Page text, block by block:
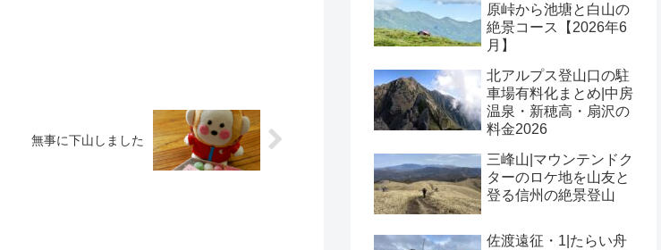
無事に下山しました
原峠から池塘と白山の
絶景コース【2026年6
月】
北アルプス登山口の駐
車場有料化まとめ|中房
温泉・新穂高・扇沢の
料金2026
三峰山|マウンテンドク
ターのロケ地を山友と
登る信州の絶景登山
佐渡遠征・1|たらい舟